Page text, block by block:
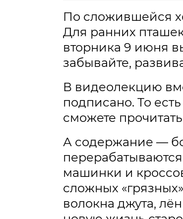
По сложившейся
Для ранних
вторника 9 июня
забывайте,
В видеолекцию
подписано. То
сможете
А содержание —
машинки и
сложных
волокна джута,